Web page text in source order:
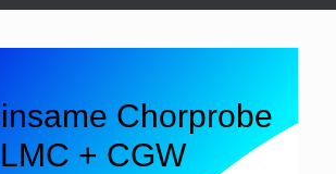
Chorprobe
LMC + CGW